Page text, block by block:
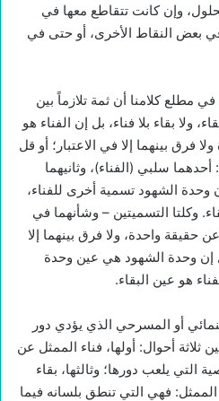
وإن كانت تتقاطع معها في
بعض النقاط الأخرى، أو حتى في
مطلع كلامنا أن ثمة تلازماً بين
ولا بقاء بلا فناء، بل إن الفناء هو
فرق بينهما إلا في الاعتبار؛ أو قل
سلبي (الفناء)، وثانيهما
وحدة الشهود تسمية أخرى للفناء،
وكلتا التسميتين – وشأنهما في
حقيقة واحدة، ولا فرق بينهما إلا
إن وحدة الشهود هي عين وحدة
هو عين البقاء.
أو المسرحي الذي يؤدي دور
ثلاثة أحوال: أولها، فناء الممثل عن
التي يلعب دورها؛ وثالثها، بقاء
فهي التي تنطق بلسانه فيما